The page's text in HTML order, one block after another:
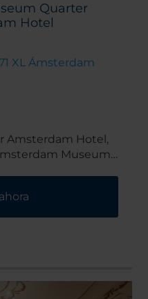
Quarter
Hotel
XL Ámsterdam
Amsterdam Hotel,
Museum
ubicación de este
caminando a
el
hotel. Además, el